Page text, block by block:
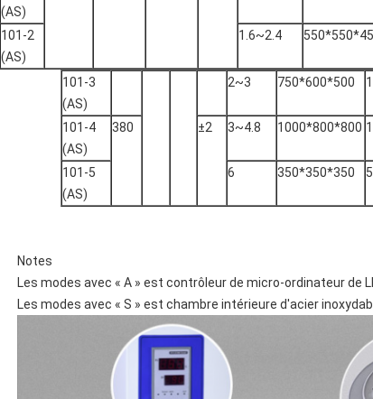
(AS)
101-2
(AS)
1.6~2.4
101-3
(AS)
2~3 750*600*500
101-4
(AS)
380 ±2 3~4.8 1000*800*800
101-5
(AS)
6 350*350*350
Notes
Les modes avec « A » est contrôleur de micro-ordinateur de
Les modes avec « S » est chambre intérieure d'acier